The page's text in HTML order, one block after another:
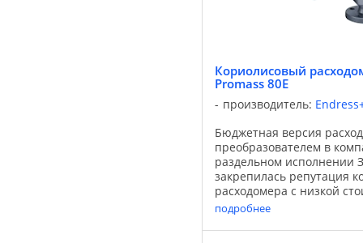
Кориолисовый
Promass 80E
производитель:
Бюджетная версия
преобразователем в
раздельном исполнении
закрепилась репутация
расходомера с низкой
В сочетании с
эффективность
80 ...
подробнее